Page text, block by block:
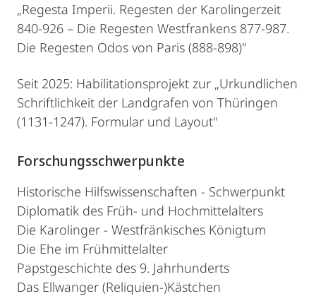
„Regesta Imperii. Regesten der Karolingerzeit
840-926 – Die Regesten Westfrankens 877-987.
Die Regesten Odos von Paris (888-898)"
Seit 2025: Habilitationsprojekt zur „Urkundlichen
Schriftlichkeit der Landgrafen von Thüringen
(1131-1247). Formular und Layout"
Forschungsschwerpunkte
Historische Hilfswissenschaften - Schwerpunkt
Diplomatik des Früh- und Hochmittelalters
Die Karolinger - Westfränkisches Königtum
Die Ehe im Frühmittelalter
Papstgeschichte des 9. Jahrhunderts
Das Ellwanger (Reliquien-)Kästchen